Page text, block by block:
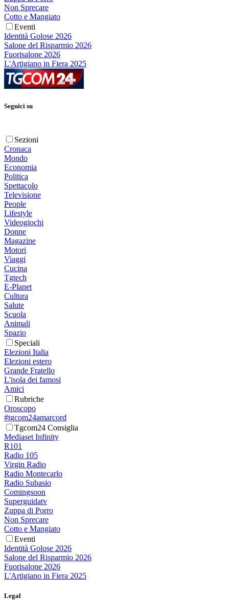
Non Sprecare
Cotto e Mangiato
Eventi
Identità Golose 2026
Salone del Risparmio 2026
Fuorisalone 2026
L'Artigiano in Fiera 2025
Seguici su
Sezioni
Cronaca
Mondo
Economia
Politica
Spettacolo
Televisione
People
Lifestyle
Videogiochi
Donne
Magazine
Motori
Viaggi
Cucina
Tgtech
E-Planet
Cultura
Salute
Scuola
Animali
Spazio
Speciali
Elezioni Italia
Elezioni estero
Grande Fratello
L'isola dei famosi
Amici
Rubriche
Oroscopo
#tgcom24amarcord
Tgcom24 Consiglia
Mediaset Infinity
R101
Radio 105
Virgin Radio
Radio Montecarlo
Radio Subasio
Comingsoon
Superguidatv
Zuppa di Porro
Non Sprecare
Cotto e Mangiato
Eventi
Identità Golose 2026
Salone del Risparmio 2026
Fuorisalone 2026
L'Artigiano in Fiera 2025
Legal